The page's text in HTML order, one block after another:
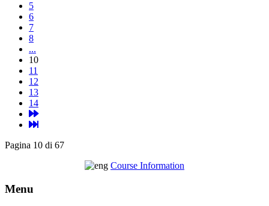
5
6
7
8
...
10
11
12
13
14
Pagina 10 di 67
Course Information
Menu